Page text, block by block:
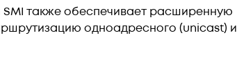
также обеспечивает расширенную
одноадресного (unicast) и